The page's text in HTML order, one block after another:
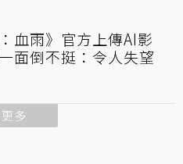
血雨》官方上傳AI影
面倒不挺：令人失望
多